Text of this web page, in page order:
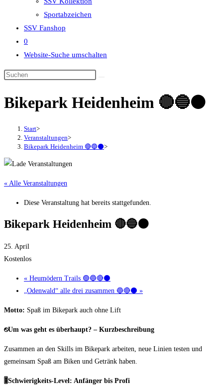
Sportabzeichen
SSV Fanshop
0
Website-Suche umschalten
Bikepark Heidenheim 🔴🔵⚫
Start>
Veranstaltungen>
Bikepark Heidenheim 🔴🔵⚫>
« Alle Veranstaltungen
Diese Veranstaltung hat bereits stattgefunden.
Bikepark Heidenheim 🔴🔵⚫
25. April
Kostenlos
« Heumödern Trails 🟢🔵🔴⚫
„Odenwald“ alle drei zusammen 🔵🔴⚫ »
Motto: Spaß im Bikepark auch ohne Lift
⎋Um was geht es überhaupt? – Kurzbeschreibung
Zusammen an den Skills im Bikepark arbeiten, neue Linien testen und
gemeinsam Spaß am Biken und Getränk haben.
🎚️Schwierigkeits-Level: Anfänger bis Profi